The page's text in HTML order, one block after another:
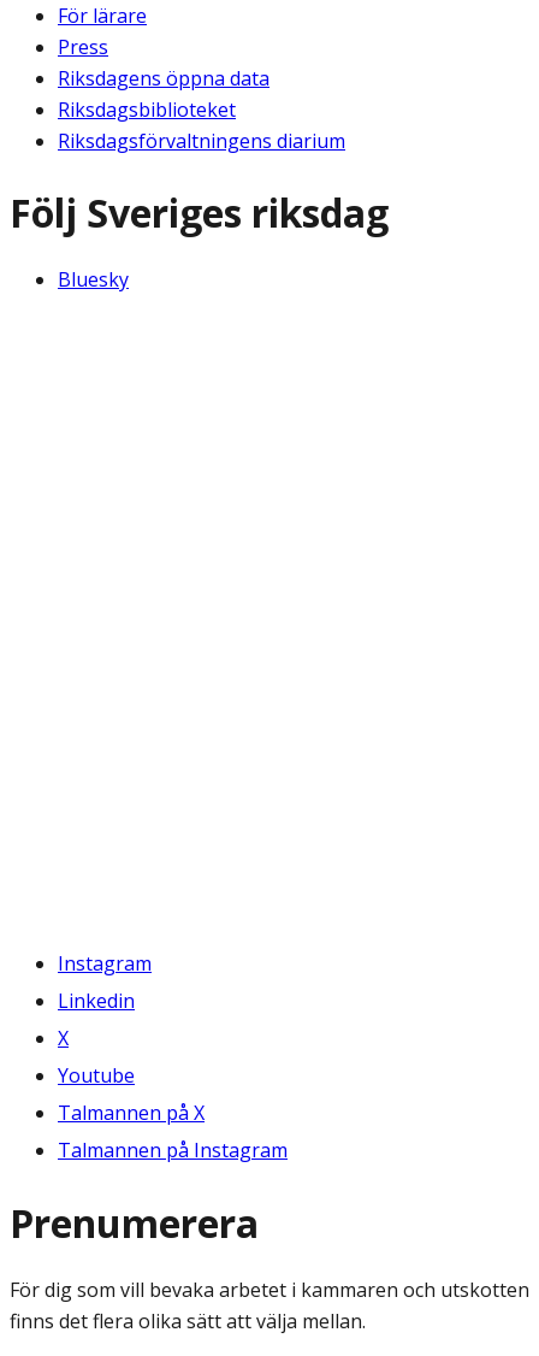
För lärare
Press
Riksdagens öppna data
Riksdagsbiblioteket
Riksdagsförvaltningens diarium
Följ Sveriges riksdag
Bluesky
Instagram
Linkedin
X
Youtube
Talmannen på X
Talmannen på Instagram
Prenumerera
För dig som vill bevaka arbetet i kammaren och utskotten
finns det flera olika sätt att välja mellan.